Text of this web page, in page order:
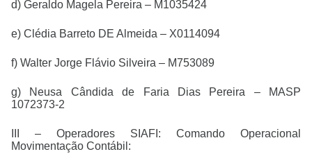
d) Geraldo Magela Pereira – M1035424
e) Clédia Barreto DE Almeida – X0114094
f) Walter Jorge Flávio Silveira – M753089
g) Neusa Cândida de Faria Dias Pereira – MASP
1072373-2
III – Operadores SIAFI: Comando Operacional
Movimentação Contábil: